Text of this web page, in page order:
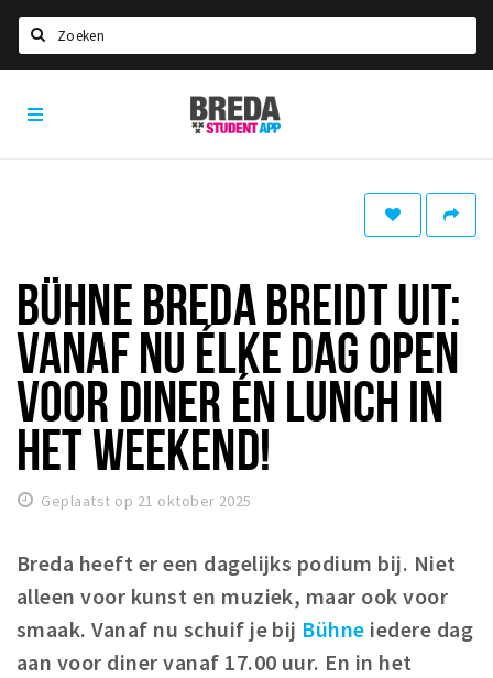
HOME
Studentenverenigingen
Studentenraad
Studentenroutes
New in town? Check FAQ!
WONEN
Woonruimte
Zorgverzekering
Huisarts en eerste hulp
Q&A
Breda
Student
BÜHNE BREDA BREIDT UIT:
VANAF NU ÉLKE DAG OPEN
VOOR DINER ÉN LUNCH IN
HET WEEKEND!
Geplaatst op 21 oktober 2025
Breda heeft er een dagelijks podium bij. Niet
alleen voor kunst en muziek, maar ook voor
smaak. Vanaf nu schuif je bij Bühne iedere dag
aan voor diner vanaf 17.00 uur. En in het